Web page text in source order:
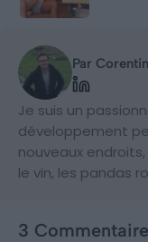
Par
Je suis un
développement
nouveaux
le vin, les pandas
3